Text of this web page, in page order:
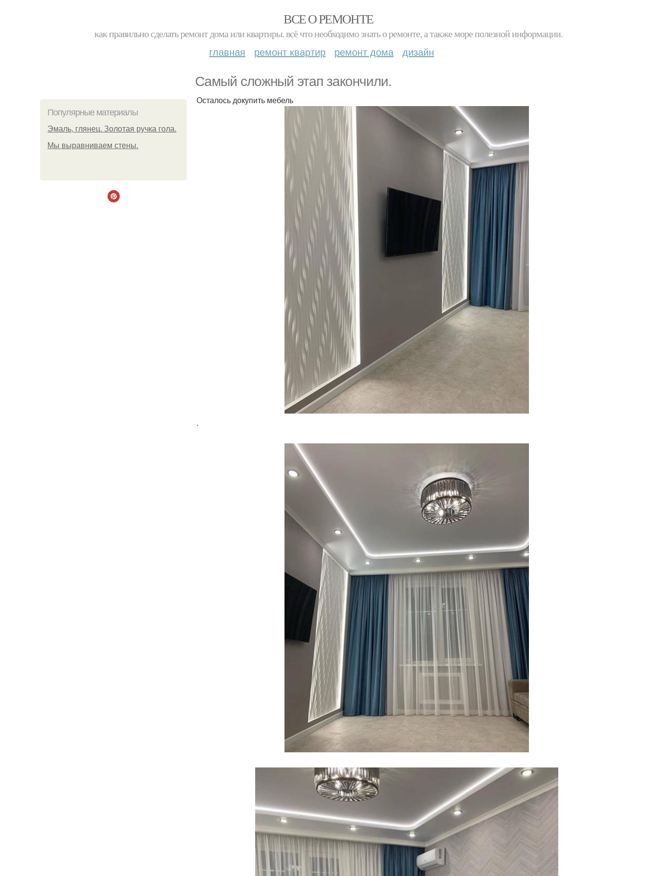
ВСЕ О РЕМОНТЕ
как правильно сделать ремонт дома или квартиры. всё что необходимо знать о ремонте, а также море полезной информации.
главная ремонт квартир ремонт дома дизайн
Самый сложный этап закончили.
Популярные материалы
Эмаль, глянец. Золотая ручка гола.
Мы выравниваем стены.
Осталось докупить мебель
.